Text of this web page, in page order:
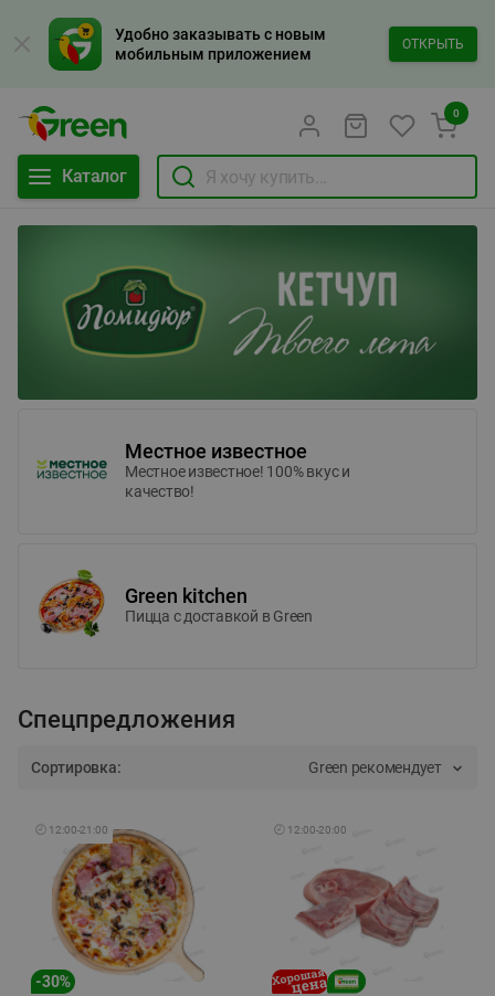
Удобно заказывать с новым
мобильным приложением
ОТКРЫТЬ
Каталог
0
Местное известное
Местное известное! 100% вкус и
качество!
Green kitchen
Пицца c доставкой в Green
Спецпредложения
Сортировка: Green рекомендует
🕘 12:00-21:00
-30%
🕘 12:00-20:00